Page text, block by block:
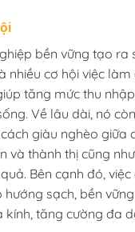
bền vững tạo ra
nhiều cơ hội việc
tăng mức thu
Về lâu dài, nó
giàu nghèo giữa
và thành thị cũng
Bên cạnh đó,
hướng sạch, bền
kính, tăng cường đa